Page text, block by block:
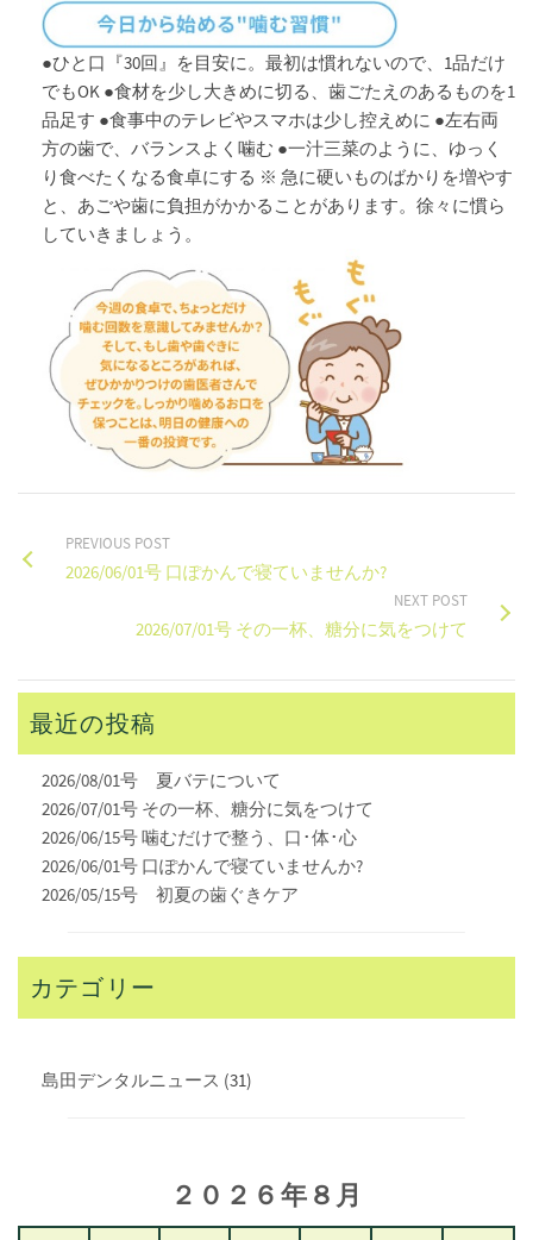
●ひと口『30回』を目安に。最初は慣れないので、1品だけ
でもOK ●食材を少し大きめに切る、歯ごたえのあるものを1
品足す ●食事中のテレビやスマホは少し控えめに ●左右両
方の歯で、バランスよく噛む ●一汁三菜のように、ゆっく
り食べたくなる食卓にする ※ 急に硬いものばかりを増やす
と、あごや歯に負担がかかることがあります。徐々に慣ら
していきましょう。
PREVIOUS POST
2026/06/01号 口ぽかんで寝ていませんか?
NEXT POST
2026/07/01号 その一杯、糖分に気をつけて
最近の投稿
2026/08/01号 夏バテについて
2026/07/01号 その一杯、糖分に気をつけて
2026/06/15号 噛むだけで整う、口･体･心
2026/06/01号 口ぽかんで寝ていませんか?
2026/05/15号 初夏の歯ぐきケア
カテゴリー
島田デンタルニュース (31)
２０２６年８ 月